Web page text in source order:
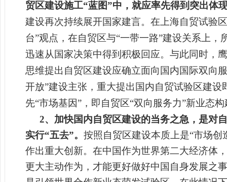
贸区建设施工“蓝图”中，就应率先得到突出体
建设再次持续展开国家建言。 在上海自贸试验
台”观点，在自贸区与“一带一路”建设关系上
迅速从国家决策中得到积极回应。与此同时，
思维提出自贸区建设应确立面向国内国际双向
开放”建设主张，重大提出国内自贸试验区建设
先“市场基因”，即自贸区“双向服务力”新业态
2、加快国内自贸区建设的当务之急，是对
实行“五去”。 按照自贸区建设本质上是“市场创
作出重大创新。在中国作为世界第二大经济体
更大主动作为，才能更好做好中国自身发展之